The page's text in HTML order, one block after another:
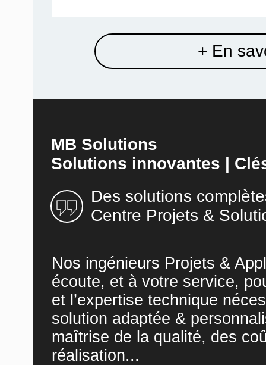
+ En
MB Solutions
Solutions innovantes |
Des solutions
Centre Projets &
Nos ingénieurs Projets &
écoute, et à votre service,
et l’expertise technique
solution adaptée &
maîtrise de la qualité, des
réalisation...